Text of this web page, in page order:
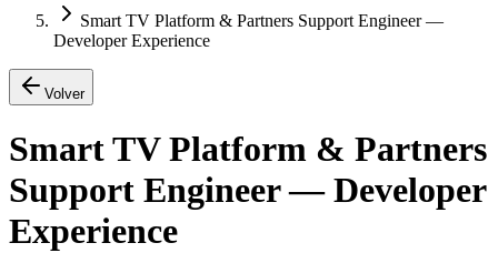
Smart TV Platform & Partners Support Engineer —
Developer Experience
Volver
Smart TV Platform & Partners
Support Engineer — Developer
Experience